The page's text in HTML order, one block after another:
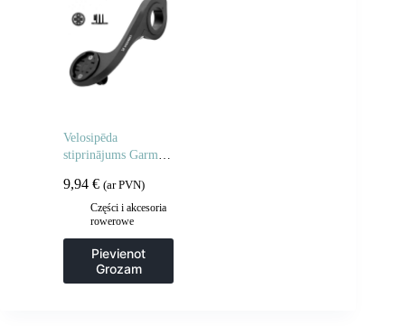
Velosipēda
stiprinājums Garmin
lampai – melns
9,94 € (ar PVN)
Części i akcesoria
rowerowe
Pievienot
Grozam